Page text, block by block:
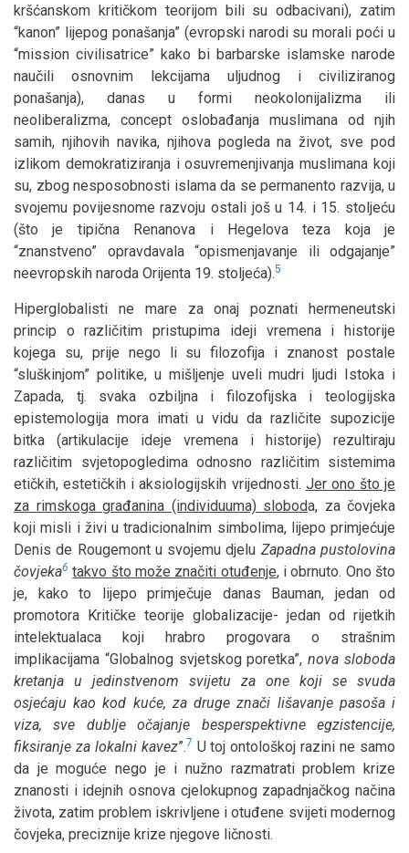
kršćanskom kritičkom teorijom bili su odbacivani), zatim
“kanon” lijepog ponašanja” (evropski narodi su morali poći u
“mission civilisatrice” kako bi barbarske islamske narode
naučili osnovnim lekcijama uljudnog i civiliziranog
ponašanja), danas u formi neokolonijalizma ili
neoliberalizma, concept oslobađanja muslimana od njih
samih, njihovih navika, njihova pogleda na život, sve pod
izlikom demokratiziranja i osuvremenjivanja muslimana koji
su, zbog nesposobnosti islama da se permanento razvija, u
svojemu povijesnome razvoju ostali još u 14. i 15. stoljeću
(što je tipična Renanova i Hegelova teza koja je
“znanstveno” opravdavala “opismenjavanje ili odgajanje”
neevropskih naroda Orijenta 19. stoljeća).5
Hiperglobalisti ne mare za onaj poznati hermeneutski
princip o različitim pristupima ideji vremena i historije
kojega su, prije nego li su filozofija i znanost postale
“sluškinjom” politike, u mišljenje uveli mudri ljudi Istoka i
Zapada, tj. svaka ozbiljna i filozofijska i teologijska
epistemologija mora imati u vidu da različite supozicije
bitka (artikulacije ideje vremena i historije) rezultiraju
različitim svjetopogledima odnosno različitim sistemima
etičkih, estetičkih i aksiologijskih vrijednosti. Jer ono što je
za rimskoga građanina (individuuma) sloboda, za čovjeka
koji misli i živi u tradicionalnim simbolima, lijepo primjećuje
Denis de Rougemont u svojemu djelu Zapadna pustolovina
čovjeka6 takvo što može značiti otuđenje, i obrnuto. Ono što
je, kako to lijepo primječuje danas Bauman, jedan od
promotora Kritičke teorije globalizacije- jedan od rijetkih
intelektualaca koji hrabro progovara o strašnim
implikacijama “Globalnog svjetskog poretka”,nova sloboda
kretanja u jedinstvenom svijetu za one koji se svuda
osjećaju kao kod kuće, za druge znači lišavanje pasoša i
viza, sve dublje očajanje besperspektivne egzistencije,
fiksiranje za lokalni kavez”.7 U toj ontološkoj razini ne samo
da je moguće nego je i nužno razmatrati problem krize
znanosti i idejnih osnova cjelokupnog zapadnjačkog načina
života, zatim problem iskrivljene i otuđene svijeti modernog
čovjeka, preciznije krize njegove ličnosti.